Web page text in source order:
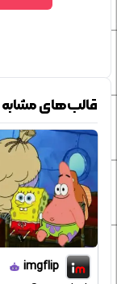
قالب‌های مشابه
imgflip